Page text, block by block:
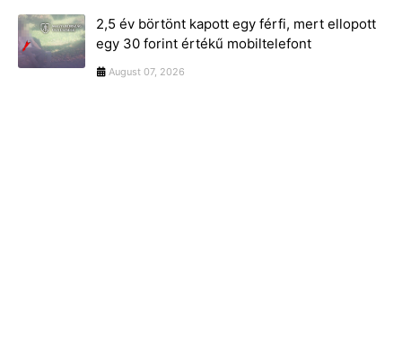
2,5 év börtönt kapott egy férfi, mert ellopott
egy 30 forint értékű mobiltelefont
August 07, 2026